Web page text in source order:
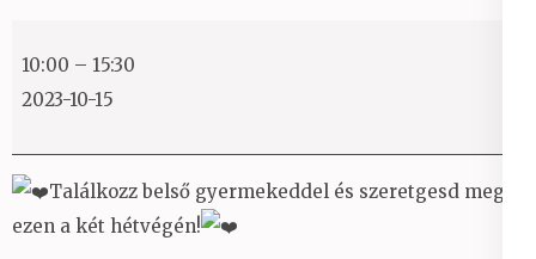
gyerek
hétvége
10:00 – 15:30
2023-10-15
Találkozz belső gyermekeddel és szeretgesd meg
ezen a két hétvégén!